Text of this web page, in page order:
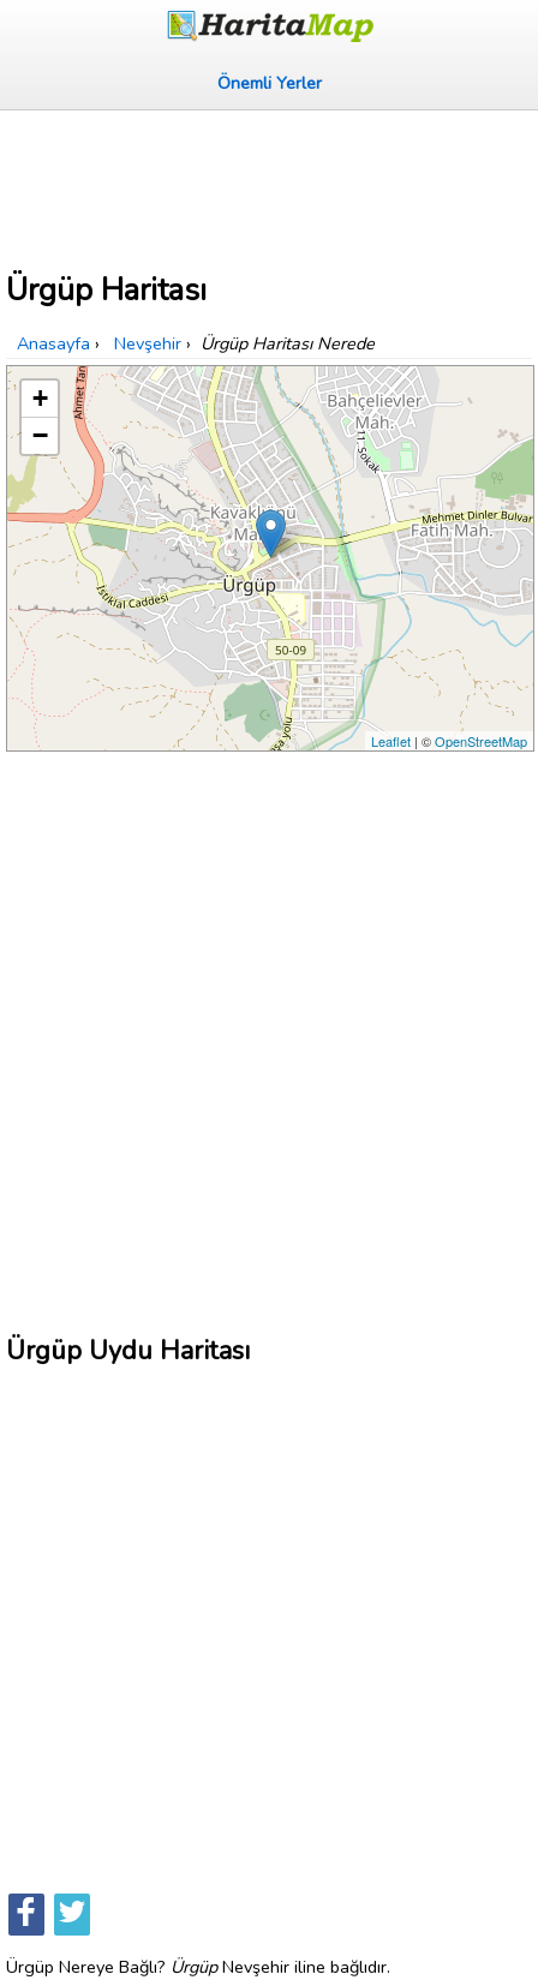
Önemli Yerler
Ürgüp Haritası
Anasayfa › Nevşehir › Ürgüp Haritası Nerede
+
−
Leaflet | ©OpenStreetMap
Ürgüp Uydu Haritası
Ürgüp Nereye Bağlı? ÜrgüpNevşehir iline bağlıdır.